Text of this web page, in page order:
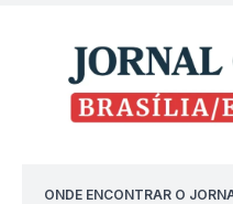
ONDE ENCONTRAR O